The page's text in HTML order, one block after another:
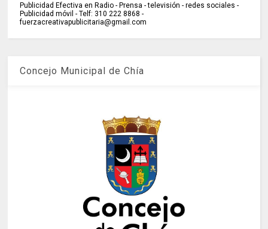
Publicidad Efectiva en Radio - Prensa - televisión - redes sociales -
Publicidad móvil - Telf: 310 222 8868 -
fuerzacreativapublicitaria@gmail.com
Concejo Municipal de Chía